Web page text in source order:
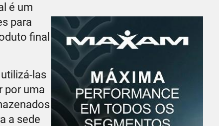
é um
para
final
las
por uma
a sede